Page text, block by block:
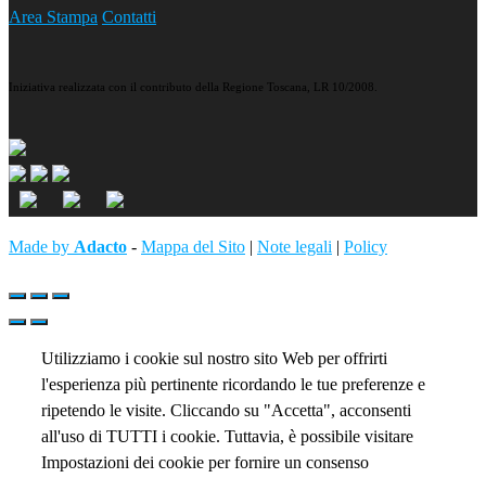
Area Stampa Contatti
Iniziativa realizzata con il contributo della Regione Toscana, LR 10/2008.
Made by Adacto - Mappa del Sito | Note legali | Policy
Utilizziamo i cookie sul nostro sito Web per offrirti
l'esperienza più pertinente ricordando le tue preferenze e
ripetendo le visite. Cliccando su "Accetta", acconsenti
all'uso di TUTTI i cookie. Tuttavia, è possibile visitare
Impostazioni dei cookie per fornire un consenso